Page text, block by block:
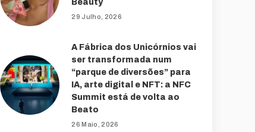
Beauty
29 Julho, 2026
A Fábrica dos Unicórnios vai
ser transformada num
“parque de diversões” para
IA, arte digital e NFT: a NFC
Summit está de volta ao
Beato
26 Maio, 2026